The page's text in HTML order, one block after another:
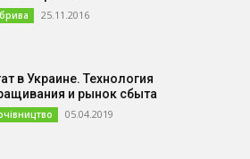
25.11.2016
в Украине. Технология
и рынок сбыта
05.04.2019